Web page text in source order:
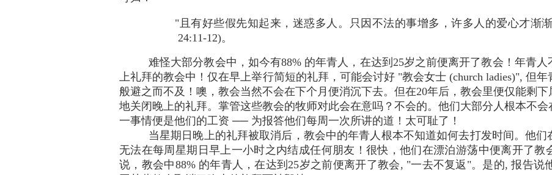
"且有好些假先知起来，迷惑多人。只因不法的事增多，许多人的爱心才渐
24:11-12)。
难怪大部分教会中，如今有88% 的年青人，在达到25岁之前便离开了教会！年青
上礼拜的教会中！仅在早上举行简短的礼拜，可能会讨好 "教会女士 (church ladies)", 但
般避之而不及！噢，教会当然不会在下个月便消沉下去。但在20年后，教会里便仅能剩
地关闭晚上的礼拜。掌管这些教会的牧师对此会在意吗？不会的。他们大部分人根本不
一事情便是他们的工资 ── 为报答他们每周一次所讲的道！太可耻了！
当星期日晚上的礼拜被取消后，教会中的年青人根本不知道如何去打发时间。他
无法在每周星期日早上一小时之内结成任何朋友！很快，他们在漂泊游荡中便离开了教
说，教会中88% 的年青人，在达到25岁之前便离开了教会, "一去不复返"。是的, 报告说